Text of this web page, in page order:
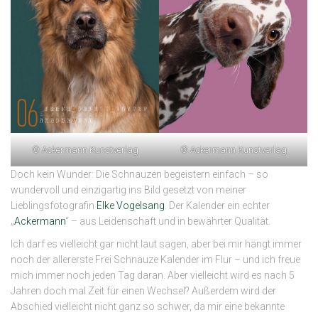
© Ackermann Kunstverlag © Ackermann Kunstverlag
Doch kein Wunder: Die Schnauzen begeistern einfach – so
wundervoll und einzigartig ins Bild gesetzt von meiner
Lieblingsfotografin Elke Vogelsang . Der Kalender ein echter
„Ackermann“ – aus Leidenschaft und in bewährter Qualität.
Ich darf es vielleicht gar nicht laut sagen, aber bei mir hängt immer
noch der allererste Frei Schnauze Kalender im Flur – und ich freue
mich immer noch jeden Tag daran. Aber vielleicht wird es nach 5
Jahren doch mal Zeit für einen Wechsel? Außerdem wird der
Abschied vielleicht nicht ganz so schwer, da mir eine bekannte